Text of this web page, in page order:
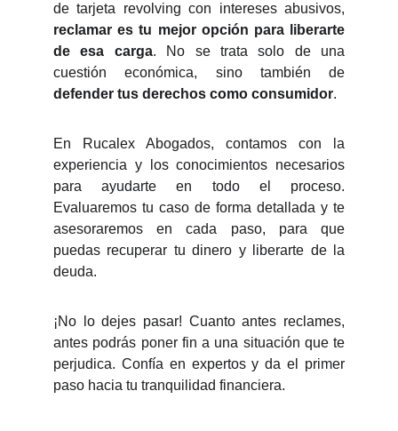
de tarjeta revolving con intereses abusivos,
reclamar es tu mejor opción para liberarte
de esa carga. No se trata solo de una
cuestión económica, sino también de
defender tus derechos como consumidor.
En Rucalex Abogados, contamos con la
experiencia y los conocimientos necesarios
para ayudarte en todo el proceso.
Evaluaremos tu caso de forma detallada y te
asesoraremos en cada paso, para que
puedas recuperar tu dinero y liberarte de la
deuda.
¡No lo dejes pasar! Cuanto antes reclames,
antes podrás poner fin a una situación que te
perjudica. Confía en expertos y da el primer
paso hacia tu tranquilidad financiera.